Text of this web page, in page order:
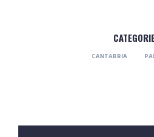
CANTABRIA